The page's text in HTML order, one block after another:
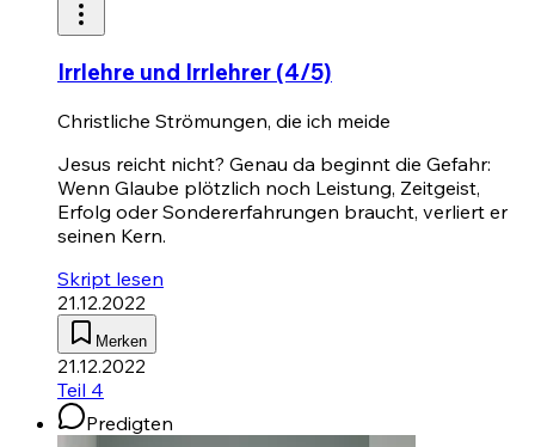
Irrlehre und Irrlehrer (4/5)
Christliche Strömungen, die ich meide
Jesus reicht nicht? Genau da beginnt die Gefahr:
Wenn Glaube plötzlich noch Leistung, Zeitgeist,
Erfolg oder Sondererfahrungen braucht, verliert er
seinen Kern.
Skript lesen
21.12.2022
Merken
21.12.2022
Teil 4
Predigten